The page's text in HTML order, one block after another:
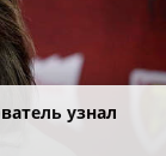
узнал